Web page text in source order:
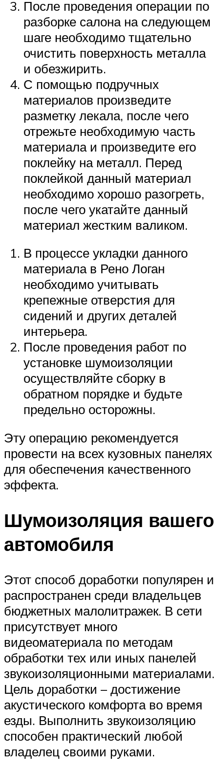
После проведения операции по
разборке салона на следующем
шаге необходимо тщательно
очистить поверхность металла
и обезжирить.
С помощью подручных
материалов произведите
разметку лекала, после чего
отрежьте необходимую часть
материала и произведите его
поклейку на металл. Перед
поклейкой данный материал
необходимо хорошо разогреть,
после чего укатайте данный
материал жестким валиком.
В процессе укладки данного
материала в Рено Логан
необходимо учитывать
крепежные отверстия для
сидений и других деталей
интерьера.
После проведения работ по
установке шумоизоляции
осуществляйте сборку в
обратном порядке и будьте
предельно осторожны.
Эту операцию рекомендуется
провести на всех кузовных панелях
для обеспечения качественного
эффекта.
Шумоизоляция вашего
автомобиля
Этот способ доработки популярен и
распространен среди владельцев
бюджетных малолитражек. В сети
присутствует много
видеоматериала по методам
обработки тех или иных панелей
звукоизоляционными материалами.
Цель доработки – достижение
акустического комфорта во время
езды. Выполнить звукоизоляцию
способен практический любой
владелец своими руками.